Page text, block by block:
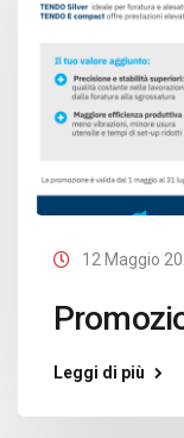
12 Maggio
Leggi di più